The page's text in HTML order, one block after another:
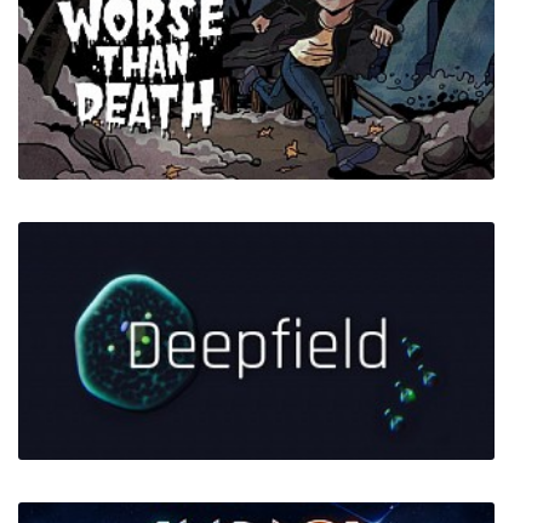
Red Solstice 2: Survivors
Worse Than Death